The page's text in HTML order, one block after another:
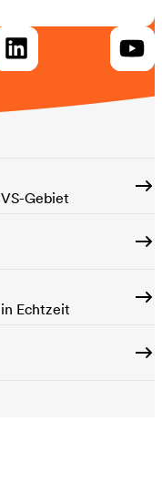
Gebiet
Echtzeit